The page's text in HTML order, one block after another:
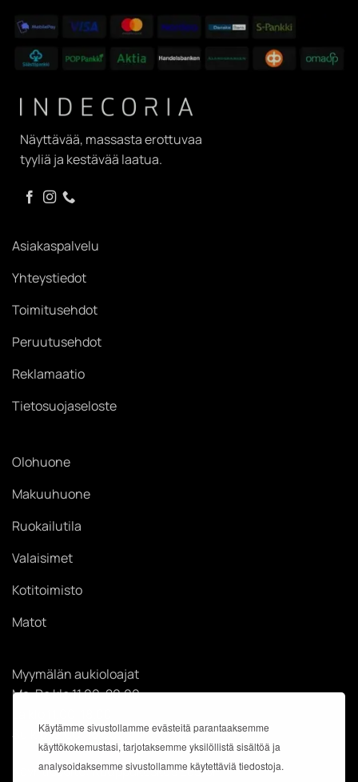
Käytämme sivustollamme evästeitä parantaaksemme
käyttökokemustasi, tarjotaksemme yksilöllistä sisältöä ja
analysoidaksemme sivustollamme käytettäviä tiedostoja.
Näyttävää, massasta erottuvaa
tyyliä ja kestävää laatua.
Asiakaspalvelu
Yhteystiedot
Toimitusehdot
Peruutusehdot
Reklamaatio
Tietosuojaseloste
Olohuone
Makuuhuone
Ruokailutila
Valaisimet
Kotitoimisto
Matot
Myymälän aukioloajat
Ma-Pe klo 11.00-20.00
Su klo 12.00-18.00
Käyntiosoite: Kauppakeskus Easton